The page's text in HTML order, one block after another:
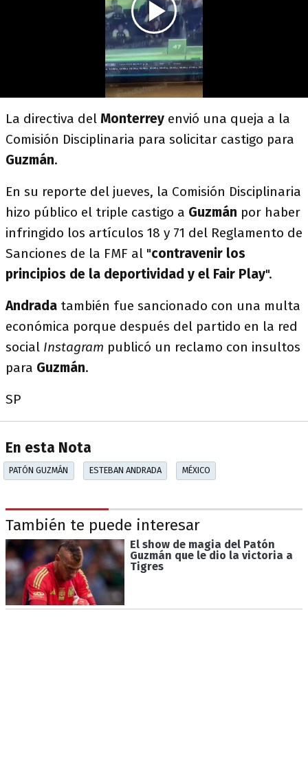
La directiva del Monterrey envió una queja a la
Comisión Disciplinaria para solicitar castigo para
Guzmán.
En su reporte del jueves, la Comisión Disciplinaria
hizo público el triple castigo a Guzmán por haber
infringido los artículos 18 y 71 del Reglamento de
Sanciones de la FMF al "contravenir los
principios de la deportividad y el Fair Play".
Andrada también fue sancionado con una multa
económica porque después del partido en la red
social Instagram publicó un reclamo con insultos
para Guzmán.
SP
En esta Nota
PATÓN GUZMÁN ESTEBAN ANDRADA MÉXICO
También te puede interesar
El show de magia del Patón
Guzmán que le dio la victoria a
Tigres